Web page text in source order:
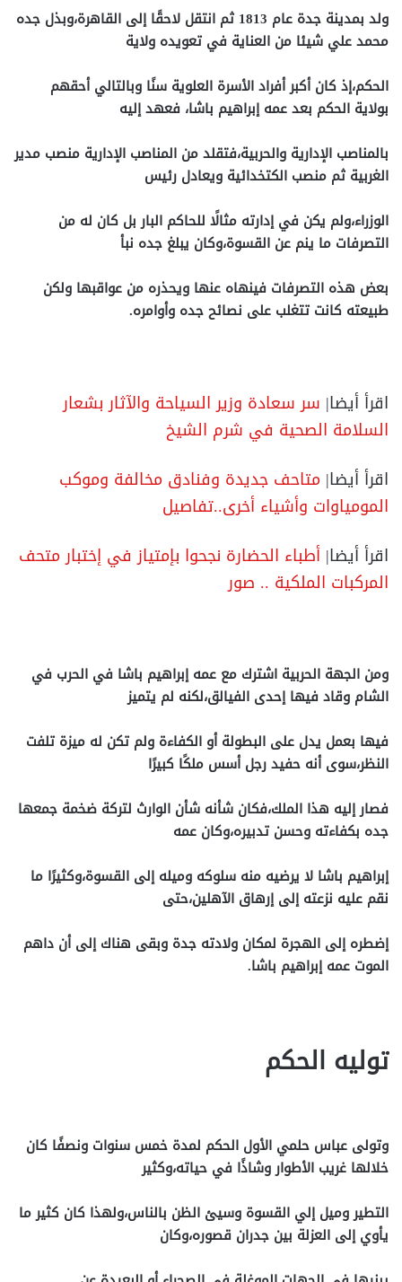
ولد بمدينة جدة عام 1813 ثم انتقل لاحقًا إلى القاهرة،وبذل جده
محمد علي شيئا من العناية في تعويده ولاية
الحكم،إذ كان أكبر أفراد الأسرة العلوية سنًا وبالتالي أحقهم
بولاية الحكم بعد عمه إبراهيم باشا، فعهد إليه
بالمناصب الإدارية والحربية،فتقلد من المناصب الإدارية منصب مدير
الغربية ثم منصب الكتخدائية ويعادل رئيس
الوزراء،ولم يكن في إدارته مثالًا للحاكم البار بل كان له من
التصرفات ما ينم عن القسوة،وكان يبلغ جده نبأ
بعض هذه التصرفات فينهاه عنها ويحذره من عواقبها ولكن
طبيعته كانت تتغلب على نصائح جده وأوامره.
اقرأ أيضا| سر سعادة وزير السياحة والآثار بشعار
السلامة الصحية في شرم الشيخ
اقرأ أيضا| متاحف جديدة وفنادق مخالفة وموكب
المومياوات وأشياء أخرى..تفاصيل
اقرأ أيضا| أطباء الحضارة نجحوا بإمتياز في إختبار متحف
المركبات الملكية .. صور
ومن الجهة الحربية اشترك مع عمه إبراهيم باشا في الحرب في
الشام وقاد فيها إحدى الفيالق،لكنه لم يتميز
فيها بعمل يدل على البطولة أو الكفاءة ولم تكن له ميزة تلفت
النظر،سوى أنه حفيد رجل أسس ملكًا كبيرًا
فصار إليه هذا الملك،فكان شأنه شأن الوارث لتركة ضخمة جمعها
جده بكفاءته وحسن تدبيره،وكان عمه
إبراهيم باشا لا يرضيه منه سلوكه وميله إلى القسوة،وكثيرًا ما
نقم عليه نزعته إلى إرهاق الآهلين،حتى
إضطره إلى الهجرة لمكان ولادته جدة وبقى هناك إلى أن داهم
الموت عمه إبراهيم باشا.
توليه الحكم
وتولى عباس حلمي الأول الحكم لمدة خمس سنوات ونصفًا كان
خلالها غريب الأطوار وشاذًا في حياته،وكثير
التطير وميل إلي القسوة وسيئ الظن بالناس،ولهذا كان كثير ما
يأوي إلى العزلة بين جدران قصوره،وكان